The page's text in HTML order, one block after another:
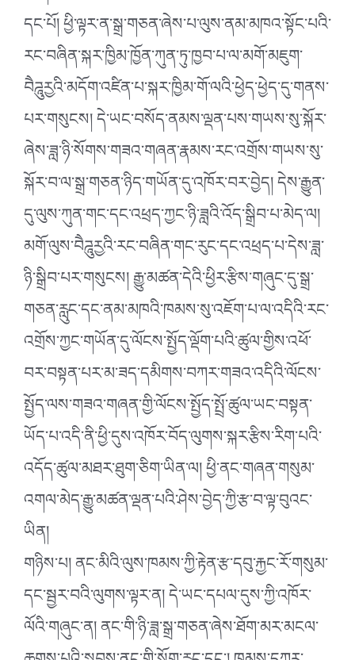
དང་པོ། ཕྱི་ལྟར་ན་སྒྲ་གཅན་ཞེས་པ་ལུས་ནམ་མཁའ་སྟོང་པའི་
རང་བཞིན་སྐར་ཁྱིམ་ཁྱོན་ཀུན་ཏུ་ཁྱབ་པ་ལ་མགོ་མཇུག་
བཻཌཱུརྱའི་མདོག་འཛིན་པ་སྐར་ཁྱིམ་གོ་ལའི་ཕྱེད་ཕྱེད་དུ་གནས་
པར་གསུངས། དེ་ཡང་བསོད་ནམས་ལྡན་པས་གཡས་སུ་སྐོར་
ཞེས་ཟླ་ཉི་སོགས་གཟའ་གཞན་རྣམས་རང་འགྲོས་གཡས་སུ་
སྐོར་བ་ལ་སྒྲ་གཅན་ཉིད་གཡོན་དུ་འཁོར་བར་བྱེད། དེས་རྒྱུན་
དུ་ལུས་ཀུན་གང་དང་འཕྲད་ཀྱང་ཉི་ཟླའི་འོད་སྒྲིབ་པ་མེད་ལ།
མགོ་ལུས་བཻཌཱུརྱའི་རང་བཞིན་གང་རུང་དང་འཕྲད་པ་དེས་ཟླ་
ཉི་སྒྲིབ་པར་གསུངས། རྒྱུ་མཚན་དེའི་ཕྱིར་རྩིས་གཞུང་དུ་སྒྲ་
གཅན་རླུང་དང་ནམ་མཁའི་ཁམས་སུ་འཇོག་པ་ལ་འདིའི་རང་
འགྲོས་ཀྱང་གཡོན་དུ་ལོངས་སྤྱོད་ལྡོག་པའི་ཚུལ་གྱིས་འཕོ་
བར་བསྟན་པར་མ་ཟད་དམིགས་བཀར་གཟའ་འདིའི་ལོངས་
སྤྱོད་ལས་གཟའ་གཞན་གྱི་ལོངས་སྤྱོད་སྤྲོ་ཚུལ་ཡང་བསྟན་
ཡོད་པ་འདི་ནི་ཕྱི་དུས་འཁོར་བོད་ལུགས་སྐར་རྩིས་རིག་པའི་
འདོད་ཚུལ་མཐར་ཐུག་ཅིག་ཡིན་ལ། ཕྱི་ནང་གཞན་གསུམ་
འགལ་མེད་རྒྱུ་མཚན་ལྡན་པའི་ཤེས་བྱེད་ཀྱི་རྩ་བ་ལྟ་བུའང་
ཡིན།
གཉིས་པ། ནང་མིའི་ལུས་ཁམས་ཀྱི་རྟེན་རྩ་དབུ་རྐྱང་རོ་གསུམ་
དང་སྦྱར་བའི་ལུགས་ལྟར་ན། དེ་ཡང་དཔལ་དུས་ཀྱི་འཁོར་
ལོའི་གཞུང་ན། ནང་གི་ཉི་ཟླ་སྒྲ་གཅན་ཞེས་ཐོག་མར་མངལ་